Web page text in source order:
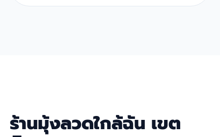
ร้านมุ้งลวดใกล้ฉัน เขต